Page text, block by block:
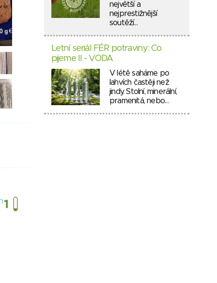
největší a
nejprestižnější
soutěží…
Letní seriál FÉR potraviny: Co
pijeme II - VODA
V létě saháme po
lahvích častěji než
jindy. Stolní, minerální,
pramenitá, nebo…